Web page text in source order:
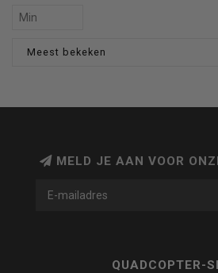
Meest bekeken
MELD JE AAN VOOR
QUADCOPTER-